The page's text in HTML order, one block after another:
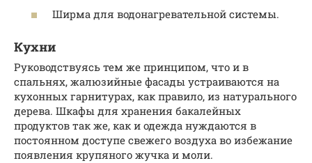
Ширма для водонагревательной системы.
Кухни
Руководствуясь тем же принципом, что и в
спальнях, жалюзийные фасады устраиваются на
кухонных гарнитурах, как правило, из натурального
дерева. Шкафы для хранения бакалейных
продуктов так же, как и одежда нуждаются в
постоянном доступе свежего воздуха во избежание
появления крупяного жучка и моли.